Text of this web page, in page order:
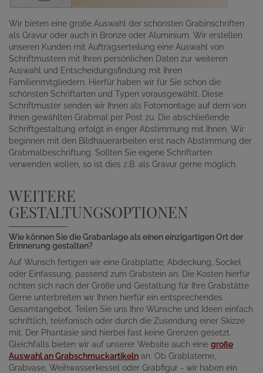
Wir bieten eine große Auswahl der schönsten Grabinschriften
als Gravur oder auch in Bronze oder Aluminium. Wir erstellen
unseren Kunden mit Auftragserteilung eine Auswahl von
Schriftmustern mit Ihren persönlichen Daten zur weiteren
Auswahl und Entscheidungsfindung mit Ihren
Familienmitgliedern. Hierfür haben wir für Sie schon die
schönsten Schriftarten und Typen vorausgewählt. Diese
Schriftmuster senden wir Ihnen als Fotomontage auf dem von
Ihnen gewählten Grabmal per Post zu. Die abschließende
Schriftgestaltung erfolgt in enger Abstimmung mit Ihnen. Wir
beginnen mit den Bildhauerarbeiten erst nach Abstimmung der
Grabmalbeschriftung. Sollten Sie eigene Schriftarten
verwenden wollen, so ist dies z.B. als Gravur gerne möglich.
WEITERE
GESTALTUNGSOPTIONEN
Wie können Sie die Grabanlage als einen einzigartigen Ort der
Erinnerung gestalten?
Auf Wunsch fertigen wir eine Grabplatte, Abdeckung, Sockel
oder Einfassung, passend zum Grabstein an. Die Kosten hierfür
richten sich nach der Größe und Gestaltung für Ihre Grabstätte.
Gerne unterbreiten wir Ihnen hierfür ein entsprechendes
Gesamtangebot. Teilen Sie uns Ihre Wünsche und Ideen einfach
schriftlich, telefonisch oder durch die Zusendung einer Skizze
mit. Der Phantasie sind hierbei fast keine Grenzen gesetzt.
Gleichfalls bieten wir auf unserer Website auch eine große
Auswahl an Grabschmuckartikeln an. Ob Grablaterne,
Grabvase, Weihwasserkessel oder Grabfigur - wir haben ein